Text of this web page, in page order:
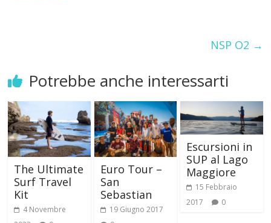
NSP O2 →
Potrebbe anche interessarti
The Ultimate
Surf Travel
Kit
4 Novembre
Euro Tour –
San
Sebastian
19 Giugno 2017
Escursioni in
SUP al Lago
Maggiore
15 Febbraio
2017
0